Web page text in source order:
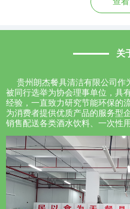
关
贵州朗杰餐具清洁有限公司作
被同行选举为协会理事单位，具
经验，一直致力研究节能环保的
为消费者提供优质产品的服务型
销售配送各类酒水饮料、一次性